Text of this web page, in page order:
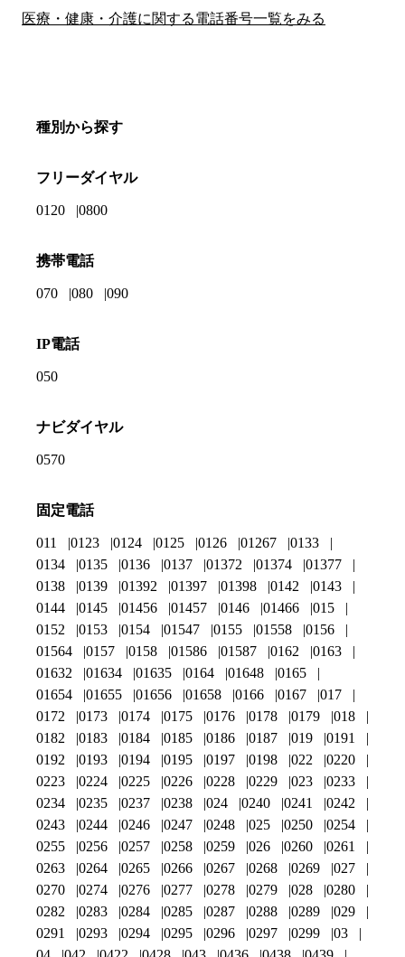
医療・健康・介護に関する電話番号一覧をみる
種別から探す
フリーダイヤル
0120 0800
携帯電話
070 080 090
IP電話
050
ナビダイヤル
0570
固定電話
011 0123 0124 0125 0126 01267
0133
0134
0135 0136 0137 01372 01374
01377
0138
0139 01392 01397 01398 0142
0143
0144
0145 01456 01457 0146 01466
015
0152
0153 0154 01547 0155 01558
0156
01564
0157 0158 01586 01587 0162
0163
01632
01634 01635 0164 01648
0165
01654
01655 01656 01658 0166 0167
017
0172
0173 0174 0175 0176 0178 0179
018
0182
0183 0184 0185 0186 0187 019
0191
0192
0193 0194 0195 0197 0198 022
0220
0223
0224 0225 0226 0228 0229 023
0233
0234
0235 0237 0238 024 0240 0241
0242
0243
0244 0246 0247 0248 025 0250
0254
0255
0256 0257 0258 0259 026 0260
0261
0263
0264 0265 0266 0267 0268 0269
027
0270
0274 0276 0277 0278 0279 028
0280
0282
0283 0284 0285 0287 0288 0289
029
0291
0293 0294 0295 0296 0297 0299
03